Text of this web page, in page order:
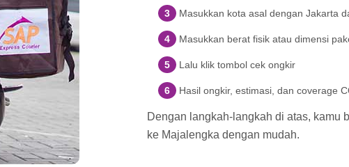
Masukkan kota asal dengan Jakarta
Masukkan berat fisik atau dimensi
Lalu klik tombol cek ongkir
Hasil ongkir, estimasi, dan coverage
Dengan langkah-langkah di atas, kamu
ke Majalengka dengan mudah.